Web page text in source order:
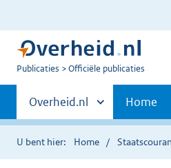
U
Publicaties Officiële publicaties
Primaire
navigatie
Andere
sites
binnen
Overheid.nl Home
U bent hier: Home